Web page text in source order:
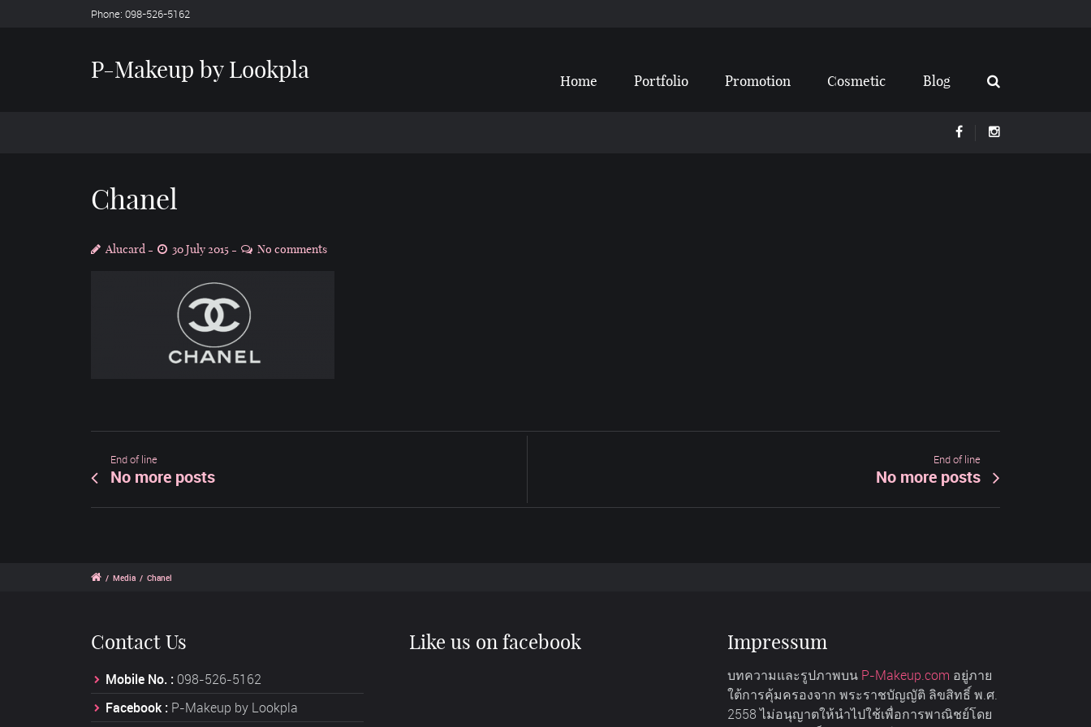
Phone: 098-526-5162
P-Makeup by Lookpla Home Portfolio Promotion Cosmetic Blog
Chanel
Alucard 30 July 2015 No comments
End of line
No more posts
End of line
No more posts
/ Media / Chanel
Contact Us
Mobile No. : 098-526-5162
Facebook : P-Makeup by Lookpla
Like us on facebook Impressum
บทความและรูปภาพบน P-Makeup.com อยู่ภาย
ใต้การคุ้มครองจาก พระราชบัญญัติ ลิขสิทธิ์ พ.ศ.
2558 ไม่อนุญาตให้นำไปใช้เพื่อการพาณิชย์โดย